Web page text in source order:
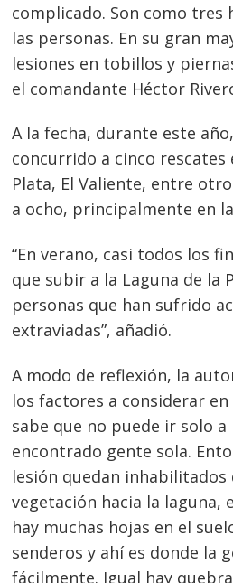
complicado. Son como tres
las personas. En su gran
lesiones en tobillos y
el comandante Héctor
A la fecha, durante este
concurrido a cinco rescates
Plata, El Valiente, entre
a ocho, principalmente en
“En verano, casi todos los
que subir a la Laguna de la
personas que han sufrido
extraviadas”, añadió.
A modo de reflexión, la
los factores a considerar en
sabe que no puede ir solo
encontrado gente sola.
lesión quedan inhabilitados
vegetación hacia la laguna,
hay muchas hojas en el
senderos y ahí es donde la
fácilmente. Igual hay